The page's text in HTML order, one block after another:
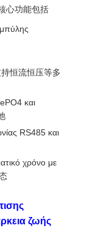
心功能包括
恒流恒压等多
και
RS485 και
χρόνο με
ζωής